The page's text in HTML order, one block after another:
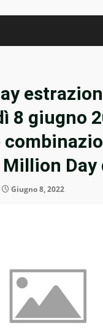
8 giugno
Day
Giugno 8, 2022